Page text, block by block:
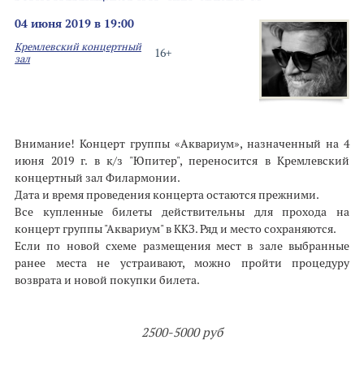
04 июня 2019 в 19:00
16+
Кремлевский концертный
зал
Внимание! Концерт группы «Аквариум», назначенный на 4
июня 2019 г. в к/з "Юпитер", переносится в Кремлевский
концертный зал Филармонии.
Дата и время проведения концерта остаются прежними.
Все купленные билеты действительны для прохода на
концерт группы "Аквариум" в ККЗ. Ряд и место сохраняются.
Если по новой схеме размещения мест в зале выбранные
ранее места не устраивают, можно пройти процедуру
возврата и новой покупки билета.
2500-5000 руб